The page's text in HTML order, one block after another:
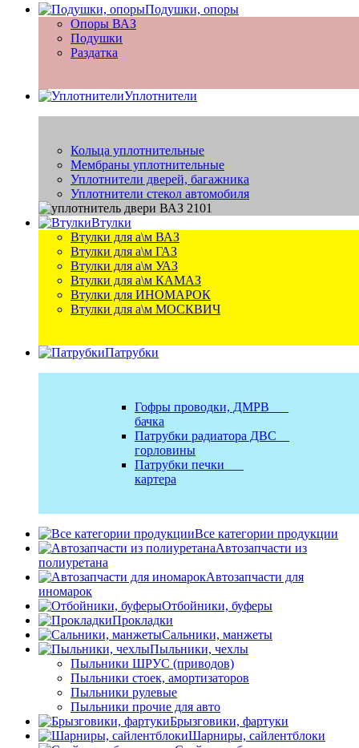
Подушки, опоры
Опоры ВАЗ
Подушки
Раздатка
Уплотнители
Кольца уплотнительные
Мембраны уплотнительные
Уплотнители дверей, багажника
Уплотнители стекол автомобиля
Втулки
Втулки для а\м ВАЗ
Втулки для а\м ГАЗ
Втулки для а\м УАЗ
Втулки для а\м КАМАЗ
Втулки для ИНОМАРОК
Втулки для а\м МОСКВИЧ
Патрубки
Гофры проводки, ДМРВ
бачка
Патрубки радиатора ДВС
горловины
Патрубки печки
картера
Все категории продукции
Автозапчасти из
полиуретана
Автозапчасти для
иномарок
Отбойники, буферы
Прокладки
Сальники, манжеты
Пыльники, чехлы
Пыльники ШРУС (приводов)
Пыльники стоек, амортизаторов
Пыльники рулевые
Пыльники прочие для авто
Брызговики, фартуки
Шарниры, сайлентблоки